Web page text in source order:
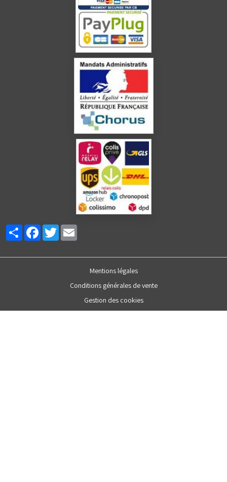
PartagerFacebookTwitter
Mentions légales
Conditions générales de vente
Gestion des cookies